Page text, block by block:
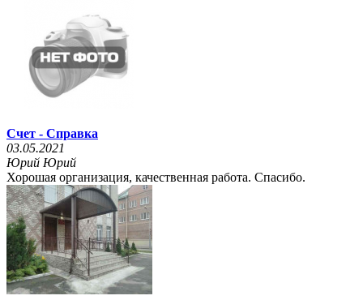
Счет - Справка
03.05.2021
Юрий Юрий
Хорошая организация, качественная работа. Спасибо.